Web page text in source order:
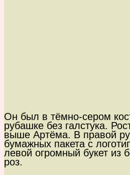
Он был в тёмно-сером
рубашке без галстука.
выше Артёма. В правой
бумажных пакета с
левой огромный букет из
роз.